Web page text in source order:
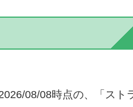
08/08時点の、「スト